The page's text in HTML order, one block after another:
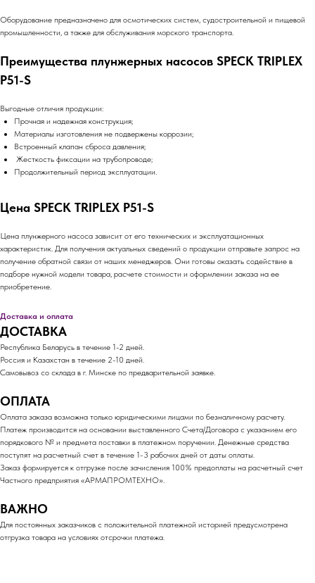
Оборудование предназначено для осмотических систем, судостроительной и пищевой
промышленности, а также для обслуживания морского транспорта.
Преимущества плунжерных насосов SPECK TRIPLEX
P51-S
Выгодные отличия продукции:
Прочная и надежная конструкция;
Материалы изготовления не подвержены коррозии;
Встроенный клапан сброса давления;
Жесткость фиксации на трубопроводе;
Продолжительный период эксплуатации.
Цена SPECK TRIPLEX P51-S
Цена плунжерного насоса зависит от его технических и эксплуатационных
характеристик. Для получения актуальных сведений о продукции отправьте запрос на
получение обратной связи от наших менеджеров. Они готовы оказать содействие в
подборе нужной модели товара, расчете стоимости и оформлении заказа на ее
приобретение.
Доставка и оплата
ДОСТАВКА
Республика Беларусь в течение 1-2 дней.
Россия и Казахстан в течение 2-10 дней.
Самовывоз со склада в г. Минске по предварительной заявке.
ОПЛАТА
Оплата заказа возможна только юридическими лицами по безналичному расчету.
Платеж производится на основании выставленного Счета/Договора с указанием его
порядкового № и предмета поставки в платежном поручении. Денежные средства
поступят на расчетный счет в течение 1-3 рабочих дней от даты оплаты.
Заказ формируется к отгрузке после зачисления 100% предоплаты на расчетный счет
Частного предприятия «АРМАПРОМТЕХНО».
ВАЖНО
Для постоянных заказчиков с положительной платежной историей предусмотрена
отгрузка товара на условиях отсрочки платежа.